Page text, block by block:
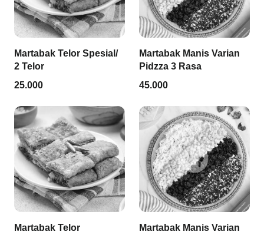
Martabak Telor Spesial/
2 Telor
25.000
Martabak Manis Varian
Pidzza 3 Rasa
45.000
Martabak Telor
Martabak Manis Varian